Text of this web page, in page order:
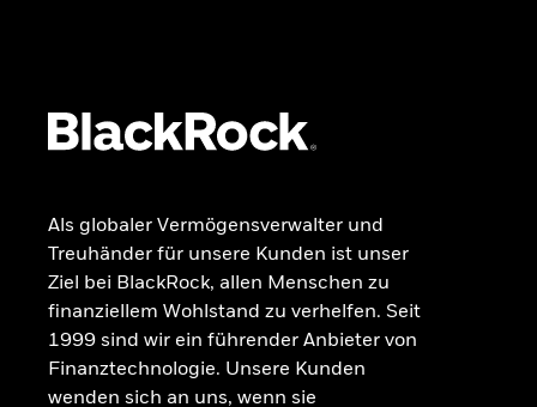
Als globaler Vermögensverwalter und
Treuhänder für unsere Kunden ist unser
Ziel bei BlackRock, allen Menschen zu
finanziellem Wohlstand zu verhelfen. Seit
1999 sind wir ein führender Anbieter von
Finanztechnologie. Unsere Kunden
wenden sich an uns, wenn sie